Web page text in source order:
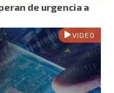
de urgencia a
VIDEO